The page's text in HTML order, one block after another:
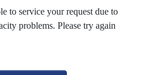
to service your request due to
problems. Please try again